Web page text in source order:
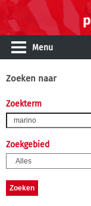
Menu
Zoeken naar
Zoekterm
Zoekgebied